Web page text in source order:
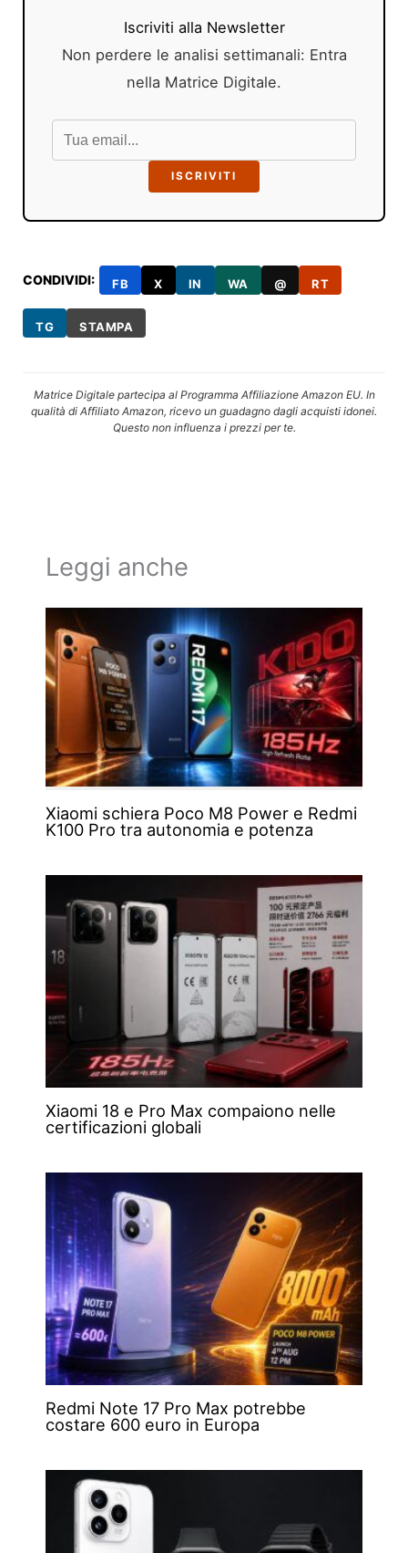
Iscriviti alla Newsletter
Non perdere le analisi settimanali: Entra
nella Matrice Digitale.
ISCRIVITI
CONDIVIDI: FB X IN WA @ RT
TG STAMPA
Matrice Digitale partecipa al Programma Affiliazione Amazon EU. In
qualità di Affiliato Amazon, ricevo un guadagno dagli acquisti idonei.
Questo non influenza i prezzi per te.
Leggi anche
Xiaomi schiera Poco M8 Power e Redmi
K100 Pro tra autonomia e potenza
Xiaomi 18 e Pro Max compaiono nelle
certificazioni globali
Redmi Note 17 Pro Max potrebbe
costare 600 euro in Europa